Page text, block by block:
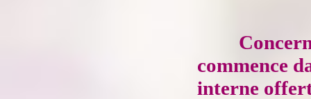
commence
interne